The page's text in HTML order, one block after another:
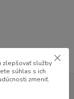
zlepšovať služby
súhlas s ich
zmeniť.